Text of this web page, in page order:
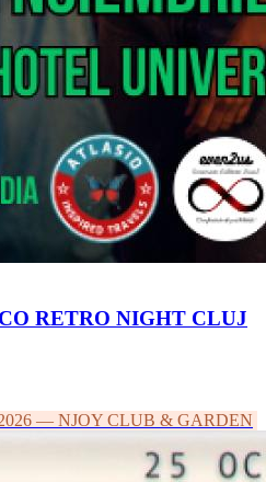
RETRO NIGHT CLUJ
— NJOY CLUB & GARDEN